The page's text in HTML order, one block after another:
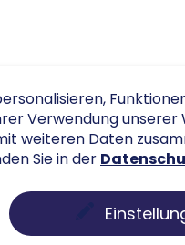
Verwendung
weiteren Daten
Sie in der